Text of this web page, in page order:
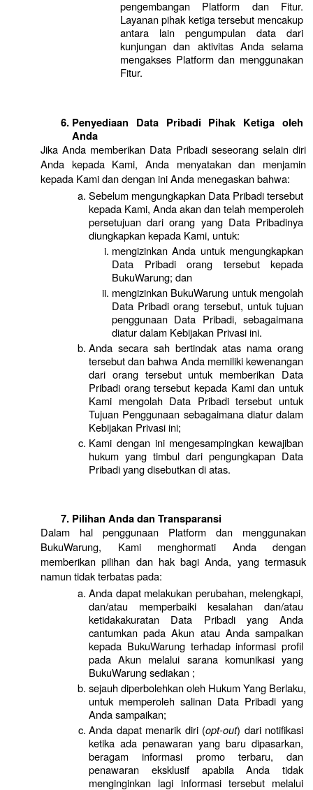
pengembangan Platform dan Fitur.
Layanan pihak ketiga tersebut mencakup
antara lain pengumpulan data dari
kunjungan dan aktivitas Anda selama
mengakses Platform dan menggunakan
Fitur.
Penyediaan Data Pribadi Pihak Ketiga oleh
Anda
Jika Anda memberikan Data Pribadi seseorang selain diri
Anda kepada Kami, Anda menyatakan dan menjamin
kepada Kami dan dengan ini Anda menegaskan bahwa:
Sebelum mengungkapkan Data Pribadi tersebut
kepada Kami, Anda akan dan telah memperoleh
persetujuan dari orang yang Data Pribadinya
diungkapkan kepada Kami, untuk:
mengizinkan Anda untuk mengungkapkan
Data Pribadi orang tersebut kepada
BukuWarung; dan
mengizinkan BukuWarung untuk mengolah
Data Pribadi orang tersebut, untuk tujuan
penggunaan Data Pribadi, sebagaimana
diatur dalam Kebijakan Privasi ini.
Anda secara sah bertindak atas nama orang
tersebut dan bahwa Anda memiliki kewenangan
dari orang tersebut untuk memberikan Data
Pribadi orang tersebut kepada Kami dan untuk
Kami mengolah Data Pribadi tersebut untuk
Tujuan Penggunaan sebagaimana diatur dalam
Kebijakan Privasi ini;
Kami dengan ini mengesampingkan kewajiban
hukum yang timbul dari pengungkapan Data
Pribadi yang disebutkan di atas.
Pilihan Anda dan Transparansi
Dalam hal penggunaan Platform dan menggunakan
BukuWarung, Kami menghormati Anda dengan
memberikan pilihan dan hak bagi Anda, yang termasuk
namun tidak terbatas pada:
Anda dapat melakukan perubahan, melengkapi,
dan/atau memperbaiki kesalahan dan/atau
ketidakakuratan Data Pribadi yang Anda
cantumkan pada Akun atau Anda sampaikan
kepada BukuWarung terhadap informasi profil
pada Akun melalui sarana komunikasi yang
BukuWarung sediakan ;
sejauh diperbolehkan oleh Hukum Yang Berlaku,
untuk memperoleh salinan Data Pribadi yang
Anda sampaikan;
Anda dapat menarik diri (opt-out) dari notifikasi
ketika ada penawaran yang baru dipasarkan,
beragam informasi promo terbaru, dan
penawaran eksklusif apabila Anda tidak
menginginkan lagi informasi tersebut melalui